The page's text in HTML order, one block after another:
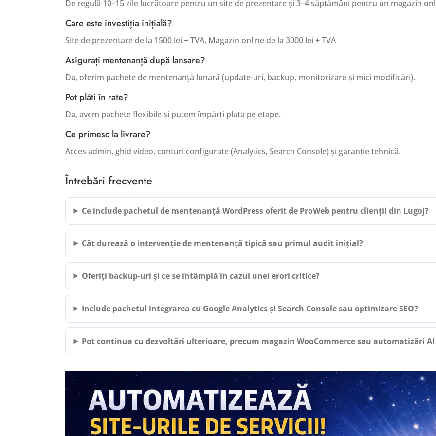
De regulă 10–15 zile lucrătoare pentru un site de prezentare și 3–4 săptămâni pentru un magazin
Care este investiția inițială?
Site de prezentare de la 1500 lei + TVA, Magazin online de la 3000 lei + TVA
Asigurați mentenanță după lansare?
Da, oferim pachete de mentenanță lunară (update-uri, backup, monitorizare și mici modificări).
Pot plăti în rate?
Da, avem pachete flexibile și putem împărți plata pe etape.
Ce primesc la livrare?
Acces admin, ghid video, conturi configurate (Analytics, Search Console) și garanție tehnică.
Întrebări frecvente
Ce include pachetul de mentenanță WordPress oferit de ProWeb pentru clienții din Lugoj?
Cât durează o intervenție de mentenanță tipică sau primul audit inițial?
Oferiți backup-uri și ce se întâmplă în cazul unei erori critice?
Include pachetul integrarea cu Google Analytics și Search Console sau optimizare SEO?
Pot continua cu dezvoltări ulterioare, precum magazin WooCommerce sau automatizări